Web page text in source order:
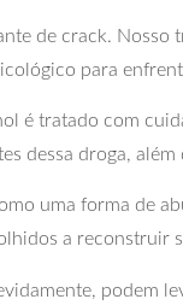
de crack. Nosso
para
é tratado com
dessa droga,
uma forma de
a reconstruir
podem